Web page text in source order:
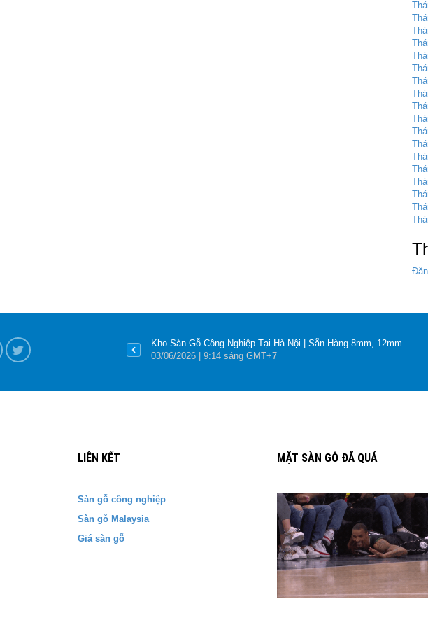
Kho Sàn Gỗ Công Nghiệp Tại Hà Nội | Sẵn Hàng 8mm, 12mm
03/06/2026 | 9:14 sáng GMT+7
LIÊN KẾT
Sàn gỗ công nghiệp
Sàn gỗ Malaysia
Giá sàn gỗ
MẶT SÀN GỖ ĐÃ QUÁ